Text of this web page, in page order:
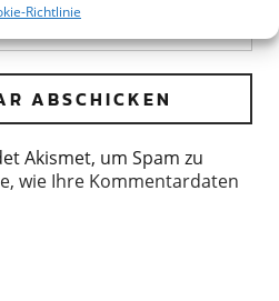
Richtlinie
Akismet, um Spam zu
wie Ihre Kommentardaten